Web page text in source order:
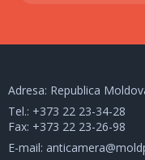
Adresa: Republica
Tel.: +373 22 23-34-28
Fax: +373 22 23-26-98
E-mail: